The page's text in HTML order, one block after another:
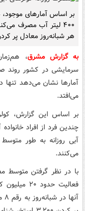
بر اساس آمارهای
۴۰۰ لیتر آب مصرف
هر شبانه‌روز معادل پر کردن بیش از ۳ هزار استخر
به گزارش مشرق،
سرمایشی در کشور روند
می‌افتد.
بر اساس این گزارش،
چندین فرد از افراد
می‌کنند.
فعالیت